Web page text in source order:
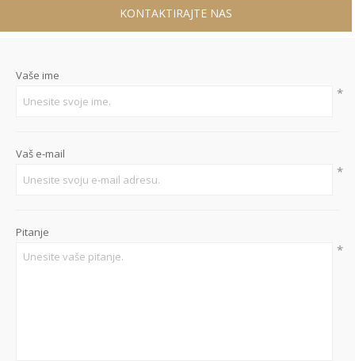
KONTAKTIRAJTE NAS
Vaše ime
*
Vaš e-mail
*
Pitanje
*